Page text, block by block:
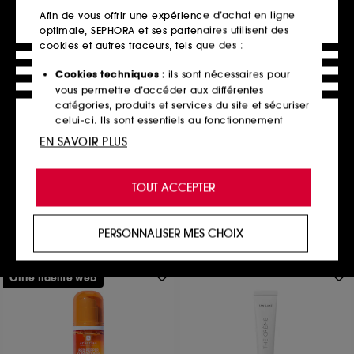
PAULA'S CHOICE
Clear
Crème Hydratante Légère SPF 30+
69
45,00€
Ajouter au panier
Offre fidélité web
Afin de vous offrir une expérience d’achat en ligne
optimale, SEPHORA et ses partenaires utilisent des
cookies et autres traceurs, tels que des :
Cookies techniques : ils sont nécessaires pour
vous permettre d’accéder aux différentes
catégories, produits et services du site et sécuriser
celui-ci. Ils sont essentiels au fonctionnement
technique du site et ne peuvent être désactivés.
de vous offrir une expérience enrichie et
personnalisée en vous recommandant des
produits, des services et des contenus qui
proposer des offres promotionnelles adaptées à
votre profil.
Cookies réseaux sociaux et publicité :
utilisés pour vous présenter du contenu susceptible
sites tiers et sur les réseaux sociaux, sur la base
des pages que vous avez consultées, de votre
TOUT ACCEPTER
PERSONNALISER MES CHOIX
EN SAVOIR PLUS